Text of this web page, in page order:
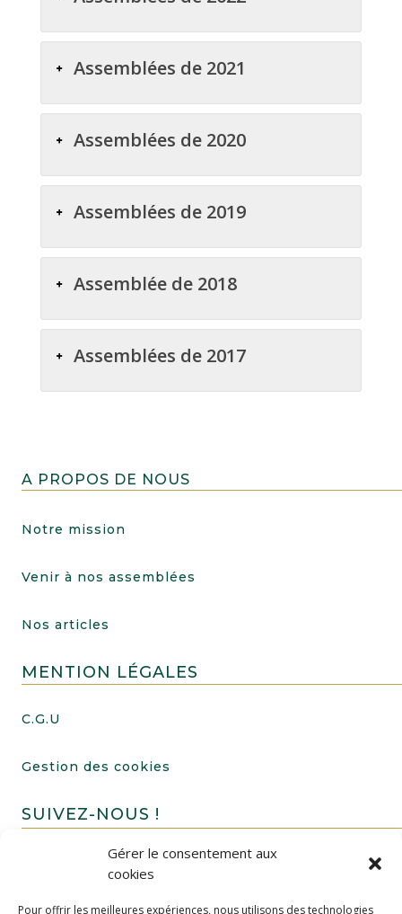
Gérer le consentement aux
cookies
Pour offrir les meilleures expériences, nous utilisons des technologies
Assemblées de 2021
Assemblées de 2020
Assemblées de 2019
Assemblée de 2018
Assemblées de 2017
A PROPOS DE NOUS
Notre mission
Venir à nos assemblées
Nos articles
MENTION LÉGALES
C.G.U
Gestion des cookies
SUIVEZ-NOUS !